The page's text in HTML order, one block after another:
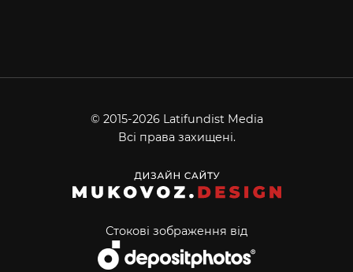
© 2015-2026 Latifundist Media
Всі права захищені.
Стокові зображення від